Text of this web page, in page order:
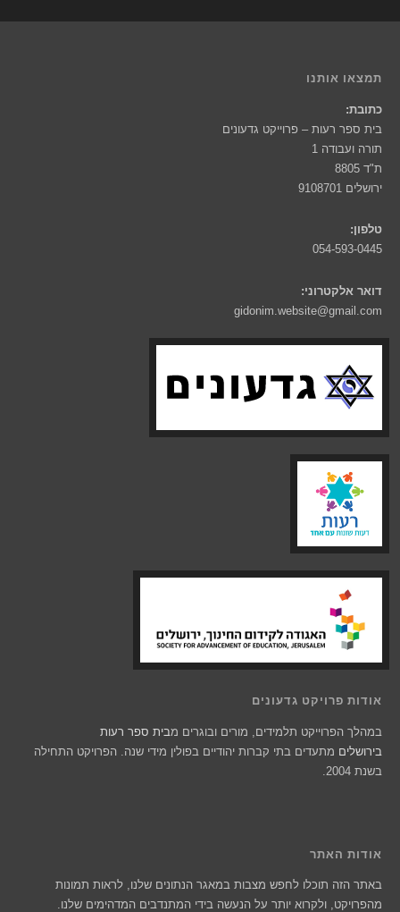
תמצאו אותנו
כתובת:
בית ספר רעות – פרוייקט גדעונים
תורה ועבודה 1
ת"ד 8805
ירושלים 9108701
טלפון:
054-593-0445
דואר אלקטרוני:
gidonim.website@gmail.com
אודות פרויקט גדעונים
במהלך הפרוייקט תלמידים, מורים ובוגרים מבית ספר רעות
בירושלים מתעדים בתי קברות יהודיים בפולין מידי שנה. הפרויקט התחילה
בשנת 2004.
אודות האתר
באתר הזה תוכלו לחפש מצבות במאגר הנתונים שלנו, לראות תמונות
מהפרויקט, ולקרוא יותר על הנעשה בידי המתנדבים המדהימים שלנו.